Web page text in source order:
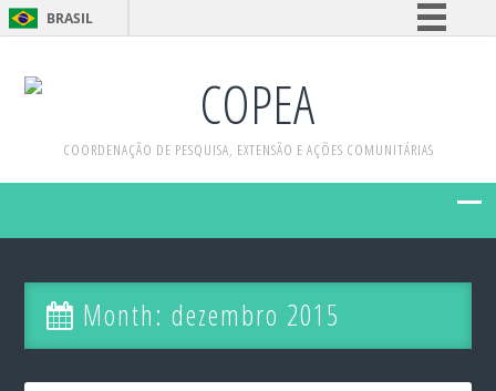
BRASIL
Comunica BR
Acesso à informação
COPEA
COORDENAÇÃO DE PESQUISA, EXTENSÃO E AÇÕES COMUNITÁRIAS
Month:dezembro 2015